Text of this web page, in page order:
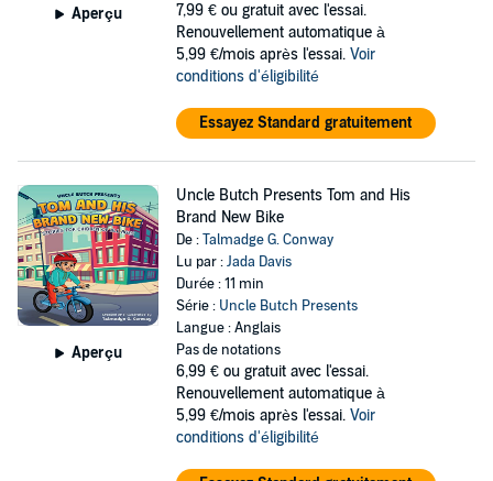
Aperçu 7,99 € ou gratuit avec l'essai.
Renouvellement automatique à
5,99 €/mois après l'essai. Voir
conditions d'éligibilité
Essayez Standard gratuitement
Aperçu
Uncle Butch Presents Tom and His
Brand New Bike
De :Talmadge G. Conway
Lu par :Jada Davis
Durée : 11 min
Série : Uncle Butch Presents
Langue : Anglais
Pas de notations
6,99 € ou gratuit avec l'essai.
Renouvellement automatique à
5,99 €/mois après l'essai. Voir
conditions d'éligibilité